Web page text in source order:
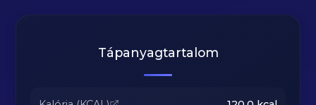
Tápanyagtartalom